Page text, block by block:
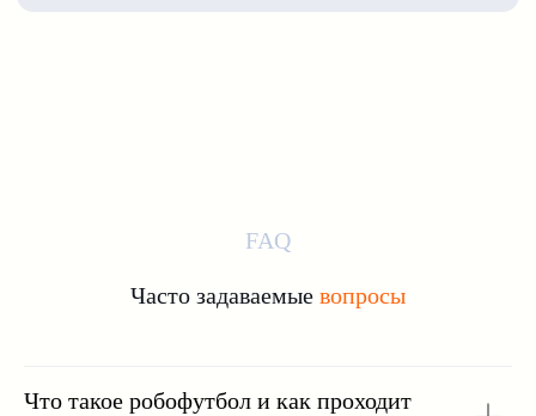
FAQ
Часто задаваемые вопросы
Что такое робофутбол и как проходит